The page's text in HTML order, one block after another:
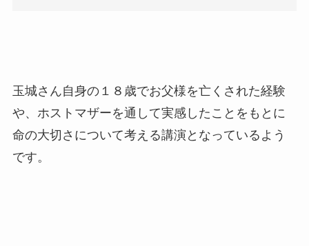
玉城さん自身の１８歳でお父様を亡くされた経験
や、ホストマザーを通して実感したことをもとに
命の大切さについて考える講演となっているよう
です。